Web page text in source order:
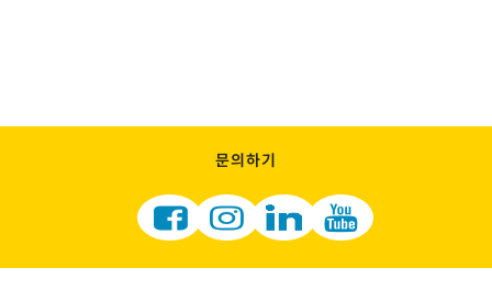
문의하기